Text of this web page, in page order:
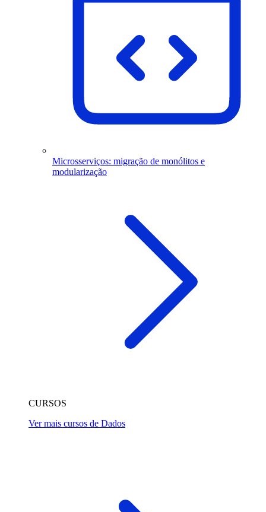
Microsserviços: migração de monólitos e
modularização
CURSOS
Ver mais cursos de Dados